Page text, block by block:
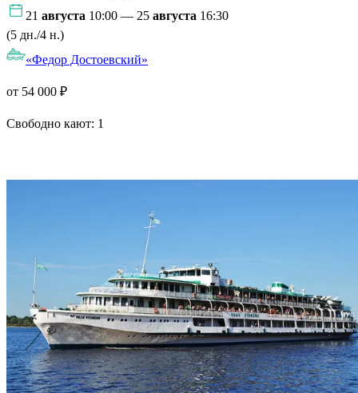
21 августа 10:00 — 25 августа 16:30
(5 дн./4 н.)
«Федор Достоевский»
от 54 000 ₽
Свободно кают: 1